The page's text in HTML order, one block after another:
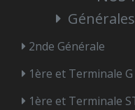
2nde Générale
1ère et Terminale G
1ère et Terminale